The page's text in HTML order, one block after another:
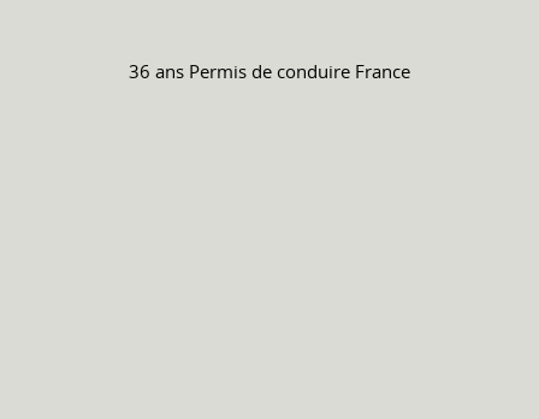
36 ans Permis de conduire France